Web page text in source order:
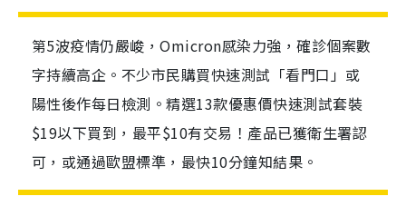
第5波疫情仍嚴峻，Omicron感染力強，確診個案數
字持續高企。不少市民購買快速測試「看門口」或
陽性後作每日檢測。精選13款優惠價快速測試套裝
$19以下買到，最平$10有交易！產品已獲衛生署認
可，或通過歐盟標準，最快10分鐘知結果。